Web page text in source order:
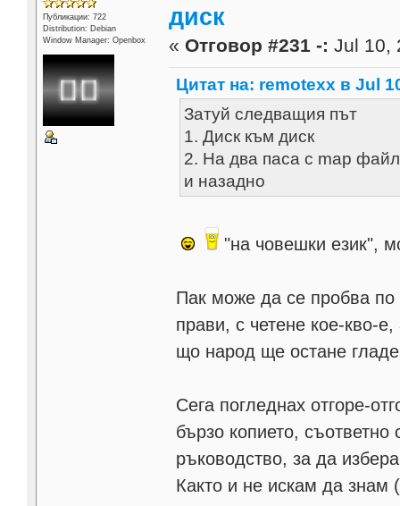
Публикации: 722
Distribution: Debian
Window Manager: Openbox
диск
« Отговор #231 -: Jul 10,
Цитат на: remotexx в Jul
Затуй следващия път
1. Диск към диск
2. На два паса с map
и назадно
"на човешки език",
Пак може да се пробва по
прави, с четене кое-кво-
що народ ще остане
Сега погледнах отгоре-
бързо копието,
ръководство, за да
Както и не искам да знам